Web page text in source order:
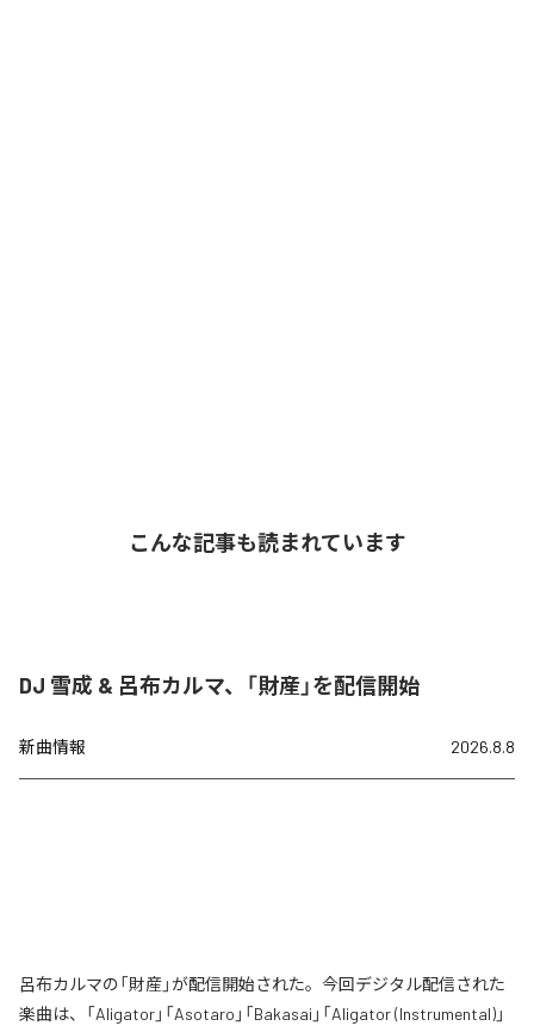
こんな記事も読まれています
DJ 雪成 & 呂布カルマ、「財産」を配信開始
新曲情報 2026.8.8
呂布カルマの「財産」が配信開始された。今回デジタル配信された
楽曲は、「Aligator」「Asotaro」「Bakasai」「Aligator (Instrumental)」